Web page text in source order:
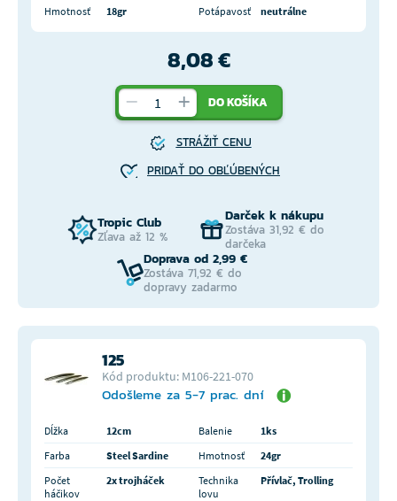
Hmotnosť
18gr Potápavosť neutrálne
8,08 €
DO KOŠÍKA
STRÁŽIŤ CENU
PRIDAŤ DO OBĽÚBENÝCH
Tropic Club
Zľava až 12 %
Darček k nákupu
Zostáva 31,92 € do
darčeka
Doprava od 2,99 €
Zostáva 71,92 € do
dopravy zadarmo
125
Kód produktu: M106-221-070
Odošleme za 5-7 prac. dní
Dĺžka 12cm Balenie
1ks
Farba
Steel Sardine Hmotnosť
24gr
Počet
háčikov
2x trojháček
Technika
lovu
Přívlač, Trolling